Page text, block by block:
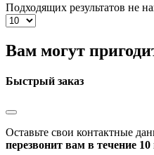
Подходящих результатов не
Вам могут
Быстрый заказ
Оставьте свои контактные
перезвонит вам в течение